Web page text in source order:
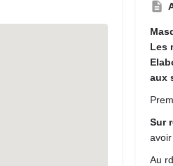
Les
aux
Sur
avoir
Au